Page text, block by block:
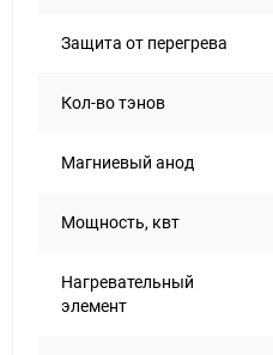
Защита от перегрева
Кол-во тэнов
Магниевый анод
Мощность, квт
Нагревательный
элемент